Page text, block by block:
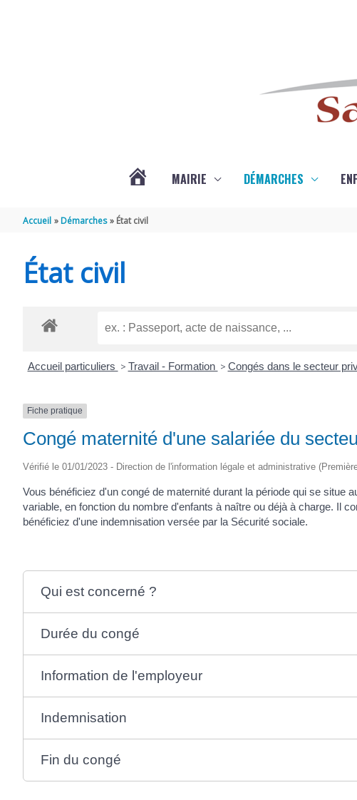
ROGATIEN
MAIRIE DÉMARCHES
Accueil Démarches État civil
État civil
Accueil particuliers > Travail - Formation > Congés dans le secteur
Fiche pratique
Congé maternité d'une salariée du
Vérifié le 01/01/2023 - Direction de l'information légale et administrative
Vous bénéficiez d'un congé de maternité durant la période qui se situe
variable, en fonction du nombre d'enfants à naître ou déjà à charge. Il
bénéficiez d'une indemnisation versée par la Sécurité sociale.
Qui est concerné ?
Durée du congé
Information de l'employeur
Indemnisation
Fin du congé